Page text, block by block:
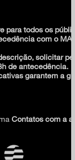
para todos os
com o
solicitar
de antecedência.
garantem a
Contatos com a